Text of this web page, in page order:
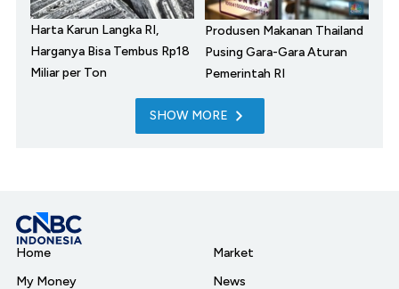
Harta Karun Langka RI,
Harganya Bisa Tembus Rp18
Miliar per Ton
Produsen Makanan Thailand
Pusing Gara-Gara Aturan
Pemerintah RI
SHOW MORE
Home
My Money
Market
News